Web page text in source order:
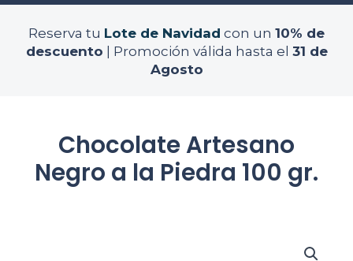
Reserva tu Lote de Navidad con un 10% de
descuento | Promoción válida hasta el 31 de
Agosto
Chocolate Artesano
Negro a la Piedra 100 gr.